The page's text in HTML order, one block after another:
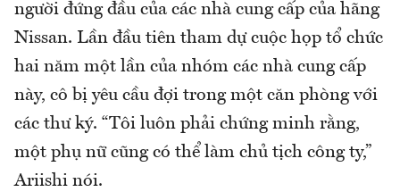
người đứng đầu của các nhà cung cấp của hãng
Nissan. Lần đầu tiên tham dự cuộc họp tổ chức
hai năm một lần của nhóm các nhà cung cấp
này, cô bị yêu cầu đợi trong một căn phòng với
các thư ký. “Tôi luôn phải chứng minh rằng,
một phụ nữ cũng có thể làm chủ tịch công ty,”
Ariishi nói.